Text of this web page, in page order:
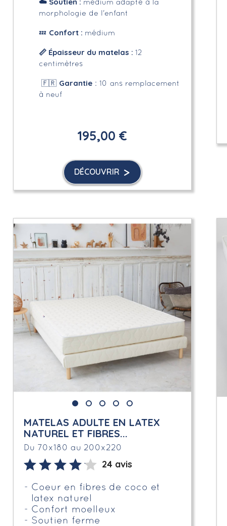
médium adapté à la
morphologie de l'enfant
💤 Confort : médium
📏 Épaisseur du matelas : 12
centimètres
🇫🇷 Garantie: 10 ans remplacement
à neuf
195,00 €
DÉCOUVRIR
MATELAS ADULTE EN LATEX
NATUREL ET FIBRES...
Du 70x180 au 200x220
24 avis
Coeur en fibres de coco et
latex naturel
Confort moelleux
Soutien ferme